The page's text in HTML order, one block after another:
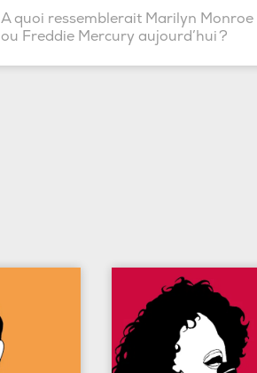
A quoi ressemblerait Marilyn Monroe
ou Freddie Mercury aujourd’hui ?